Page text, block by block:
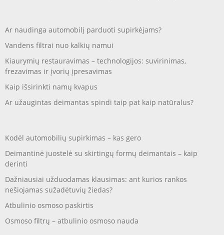
Ar naudinga automobilį parduoti supirkėjams?
Vandens filtrai nuo kalkių namui
Kiaurymių restauravimas – technologijos: suvirinimas,
frezavimas ir įvorių įpresavimas
Kaip išsirinkti namų kvapus
Ar užaugintas deimantas spindi taip pat kaip natūralus?
Kodėl automobilių supirkimas – kas gero
Deimantinė juostelė su skirtingų formų deimantais – kaip
derinti
Dažniausiai užduodamas klausimas: ant kurios rankos
nešiojamas sužadėtuvių žiedas?
Atbulinio osmoso paskirtis
Osmoso filtrų – atbulinio osmoso nauda